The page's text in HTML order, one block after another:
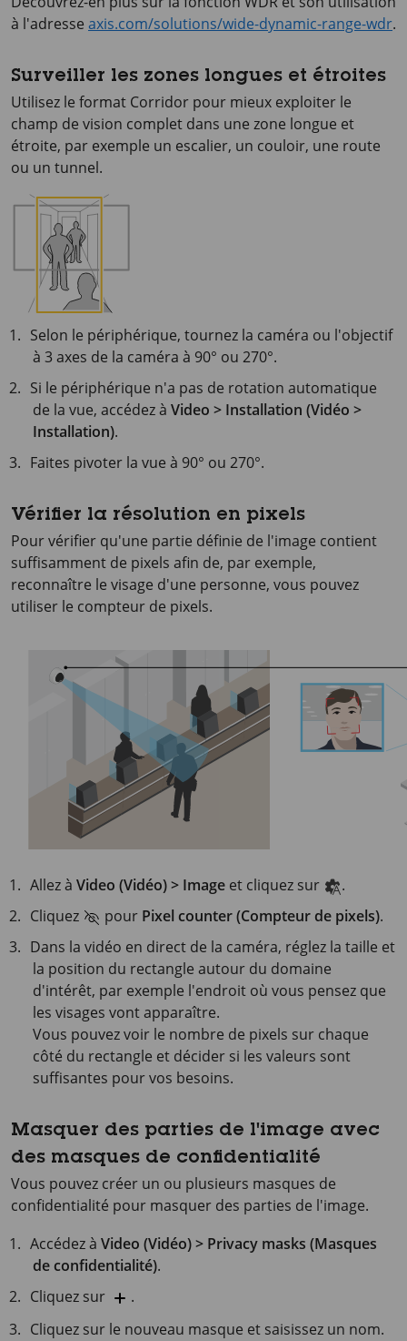
à l'adresse axis.com/solutions/wide-dynamic-range-wdr.
Surveiller les zones longues et étroites
Utilisez le format Corridor pour mieux exploiter le
champ de vision complet dans une zone longue et
étroite, par exemple un escalier, un couloir, une route
ou un tunnel.
Selon le périphérique, tournez la caméra ou l'objectif
à 3 axes de la caméra à 90° ou 270°.
Si le périphérique n'a pas de rotation automatique
de la vue, accédez à Video > Installation (Vidéo >
Installation).
Faites pivoter la vue à 90° ou 270°.
Vérifier la résolution en pixels
Pour vérifier qu'une partie définie de l'image contient
suffisamment de pixels afin de, par exemple,
reconnaître le visage d'une personne, vous pouvez
utiliser le compteur de pixels.
Allez àVideo (Vidéo) > Image et cliquez sur
.
Cliquez
pour Pixel counter (Compteur de pixels).
Dans la vidéo en direct de la caméra, réglez la taille et
la position du rectangle autour du domaine
d'intérêt, par exemple l'endroit où vous pensez que
les visages vont apparaître.
Vous pouvez voir le nombre de pixels sur chaque
côté du rectangle et décider si les valeurs sont
suffisantes pour vos besoins.
Masquer des parties de l'image avec
des masques de confidentialité
Vous pouvez créer un ou plusieurs masques de
confidentialité pour masquer des parties de l'image.
Accédez àVideo (Vidéo) > Privacy masks (Masques
de confidentialité).
Cliquez sur
.
Cliquez sur le nouveau masque et saisissez un nom.